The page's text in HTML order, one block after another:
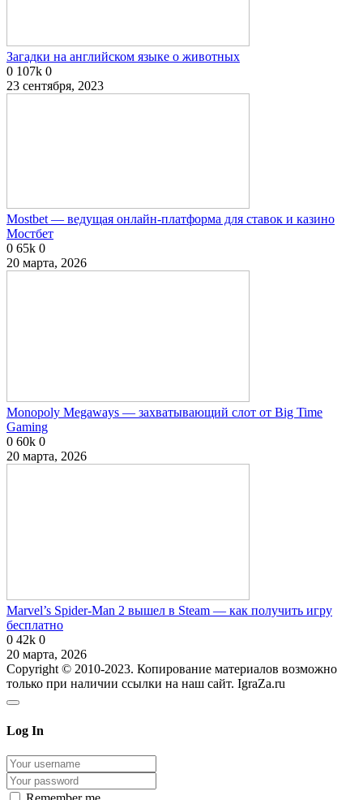
Загадки на английском языке о животных
0 107k 0
23 сентября, 2023
Mostbet — ведущая онлайн-платформа для ставок и казино
Мостбет
0 65k 0
20 марта, 2026
Monopoly Megaways — захватывающий слот от Big Time
Gaming
0 60k 0
20 марта, 2026
Marvel’s Spider-Man 2 вышел в Steam — как получить игру
бесплатно
0 42k 0
20 марта, 2026
Copyright © 2010-2023. Копирование материалов возможно
только при наличии ссылки на наш сайт. IgraZa.ru
Log In